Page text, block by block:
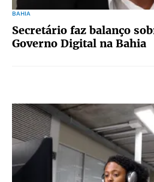
BAHIA
Secretário faz balanço
Governo Digital na Bahia